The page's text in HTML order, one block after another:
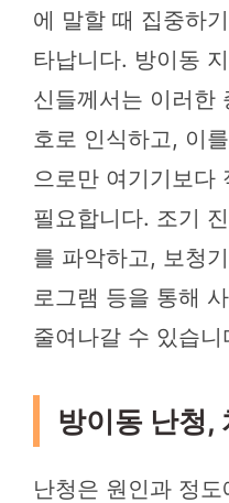
에 말할 때 집중하
타납니다. 방이동
신들께서는 이러한
호로 인식하고, 이
으로만 여기기보다
필요합니다. 조기
를 파악하고, 보청
로그램 등을 통해
줄여나갈 수 있습니
방이동 난청,
난청은 원인과 정